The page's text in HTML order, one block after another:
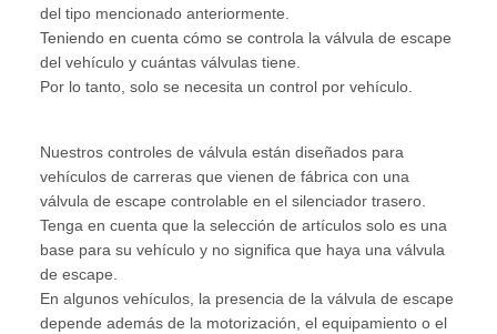
del tipo mencionado anteriormente.
Teniendo en cuenta cómo se controla la válvula de escape
del vehículo y cuántas válvulas tiene.
Por lo tanto, solo se necesita un control por vehículo.
Nuestros controles de válvula están diseñados para
vehículos de carreras que vienen de fábrica con una
válvula de escape controlable en el silenciador trasero.
Tenga en cuenta que la selección de artículos solo es una
base para su vehículo y no significa que haya una válvula
de escape.
En algunos vehículos, la presencia de la válvula de escape
depende además de la motorización, el equipamiento o el